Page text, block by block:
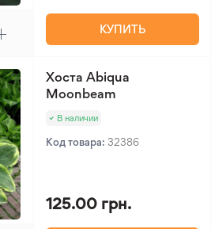
КУПИТЬ
Хоста Abiqua
Moonbeam
В наличии
Код товара: 32386
125.00 грн.